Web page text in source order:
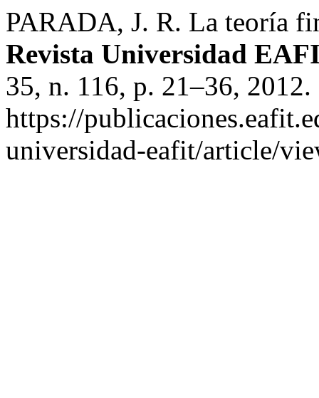
PARADA, J. R. La teoría
Revista Universidad
35, n. 116, p. 21–36,
https://
universidad-eafit/article/